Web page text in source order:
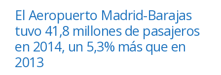
El Aeropuerto Madrid-Barajas
tuvo 41,8 millones de pasajeros
en 2014, un 5,3% más que en
2013